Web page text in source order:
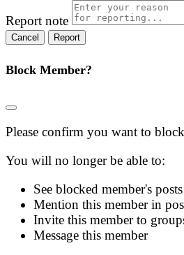
Report note
Report
Block Member?
Please confirm you want to
You will no longer be able to:
See blocked member's posts
Mention this member in
Invite this member to
Message this member